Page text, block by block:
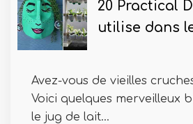
20 Practical
utilise dans
Avez-vous de vieilles
Voici quelques merveilleux
le jug de lait...